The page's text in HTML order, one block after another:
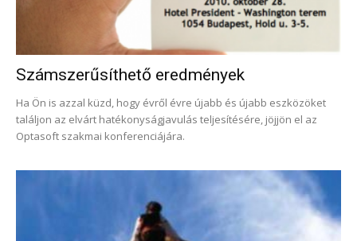
Számszerűsíthető eredmények
Ha Ön is azzal küzd, hogy évről évre újabb és újabb eszközöket
találjon az elvárt hatékonyságjavulás teljesítésére, jöjjön el az
Optasoft szakmai konferenciájára.